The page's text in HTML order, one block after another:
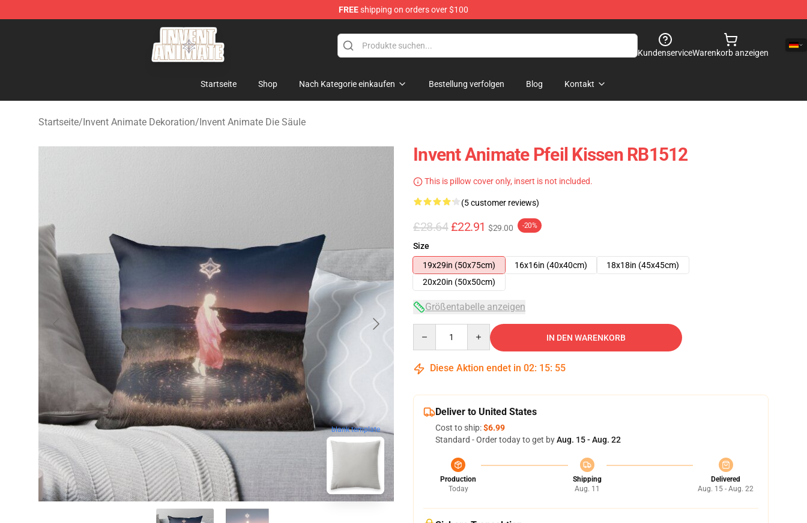
FREEshipping on orders over $100
Invent Animate Shop - Official Invent Animate Merchandise Store
KundenserviceWarenkorb anzeigen
Startseite Shop Nach Kategorie einkaufen Bestellung verfolgen Blog Kontakt
Startseite/Invent Animate Dekoration/Invent Animate Die Säule
blank template
Invent Animate Pfeil Kissen RB1512
This is pillow cover only, insert is not included.
(5 customer reviews)
£28.64 £22.91 $29.00 -20%
Size
19x29in (50x75cm)
16x16in (40x40cm)
18x18in (45x45cm)
20x20in (50x50cm)
Größentabelle anzeigen
IN DEN WARENKORB
Diese Aktion endet in 02: 15: 54
Deliver to United States
Cost to ship:$6.99
Standard - Order today to get byAug. 15 - Aug. 22
Production
Today
Shipping
Aug. 11
Delivered
Aug. 15 - Aug. 22